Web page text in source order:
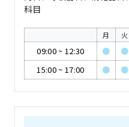
科目
月 火
09:00~ 12:30 ● ●
15:00~ 17:00 ● ●